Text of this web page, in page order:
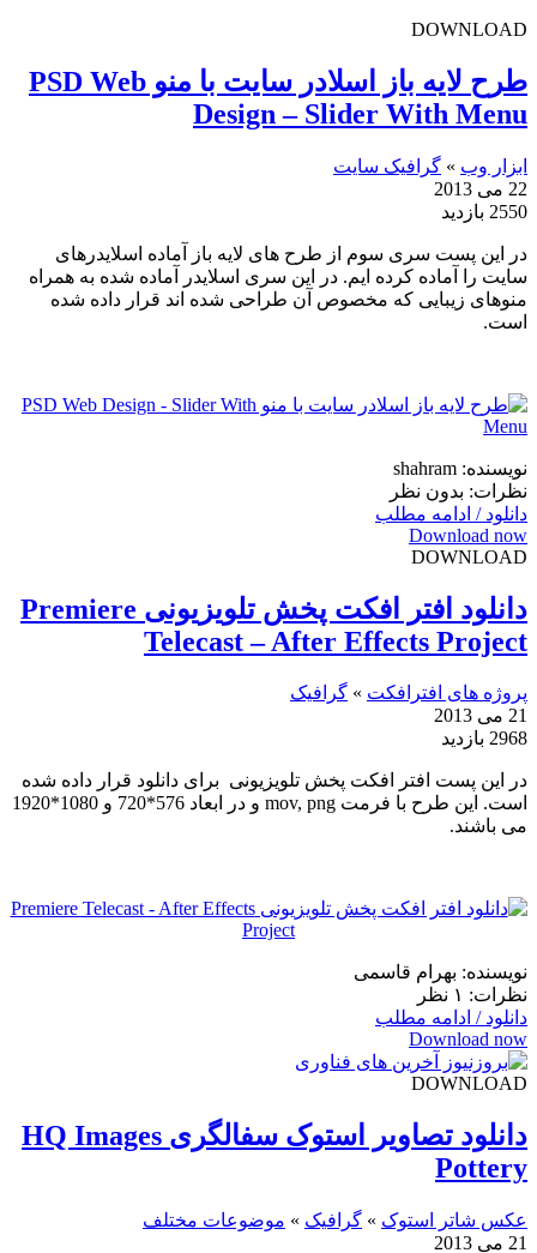
DOWNLOAD
طرح لایه باز اسلادر سایت با منو PSD Web
Design – Slider With Menu
ابزار وب » گرافیک سایت
22 می 2013
2550 بازدید
در این پست سری سوم از طرح های لایه باز آماده اسلایدرهای
سایت را آماده کرده ایم. در این سری اسلایدر آماده شده به همراه
منوهای زیبایی که مخصوص آن طراحی شده اند قرار داده شده
است.
نویسنده: shahram
نظرات: بدون نظر
دانلود / ادامه مطلب
Download now
DOWNLOAD
دانلود افتر افکت پخش تلویزیونی Premiere
Telecast – After Effects Project
پروژه های افترافکت » گرافیک
21 می 2013
2968 بازدید
در این پست افتر افکت پخش تلویزیونی برای دانلود قرار داده شده
است. این طرح با فرمت mov, png و در ابعاد 576*720 و 1080*1920
می باشند.
نویسنده: بهرام قاسمی
نظرات: ۱ نظر
دانلود / ادامه مطلب
Download now
DOWNLOAD
دانلود تصاویر استوک سفالگری HQ Images
Pottery
عکس شاتر استوک » گرافیک » موضوعات مختلف
21 می 2013